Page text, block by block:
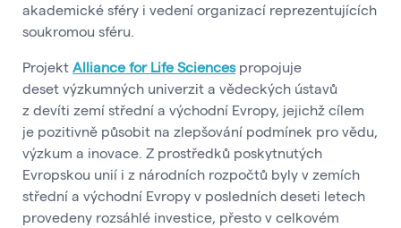
akademické sféry i vedení organizací reprezentujících
soukromou sféru.
Projekt Alliance for Life Sciences propojuje
deset výzkumných univerzit a vědeckých ústavů
z devíti zemí střední a východní Evropy, jejichž cílem
je pozitivně působit na zlepšování podmínek pro vědu,
výzkum a inovace. Z prostředků poskytnutých
Evropskou unií i z národních rozpočtů byly v zemích
střední a východní Evropy v posledních deseti letech
provedeny rozsáhlé investice, přesto v celkovém